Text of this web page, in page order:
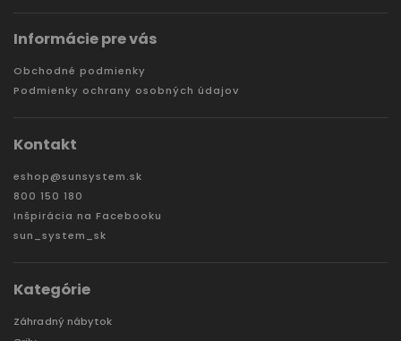
Informácie pre vás
Obchodné podmienky
Podmienky ochrany osobných údajov
Kontakt
eshop@sunsystem.sk
800 150 180
Inšpirácia na Facebooku
sun_system_sk
Kategórie
Záhradný nábytok